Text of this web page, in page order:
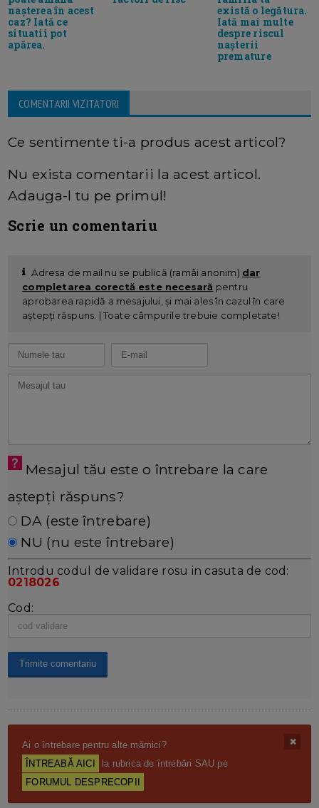
nașterea în acest
caz? Iată ce
situatii pot
apărea.
există o legătura.
Iată mai multe
despre riscul
nașterii
premature
COMENTARII VIZITATORI
Ce sentimente ti-a produs acest articol?
Nu exista comentarii la acest articol.
Adauga-l tu pe primul!
Scrie un comentariu
Adresa de mail nu se publică (ramâi anonim) dar
completarea corectă este necesară pentru
aprobarea rapidă a mesajului, și mai ales în cazul în care
aștepți răspuns. | Toate câmpurile trebuie completate!
Mesajul tău este o întrebare la care
aștepți răspuns?
DA (este întrebare)
NU (nu este întrebare)
Introdu codul de validare rosu in casuta de cod:
0218026
Cod:
Ai o întrebare pentru alte mămici?
ÎNTREABĂ AICI
la rubrica de întrebări SAU pe
FORUMUL DESPRECOPII